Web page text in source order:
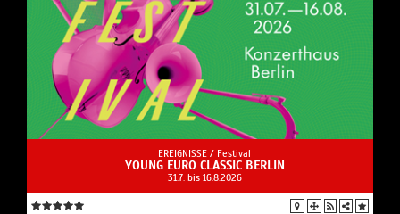
EREIGNISSE / Festival
YOUNG EURO CLASSIC BERLIN
31.7. bis 16.8.2026